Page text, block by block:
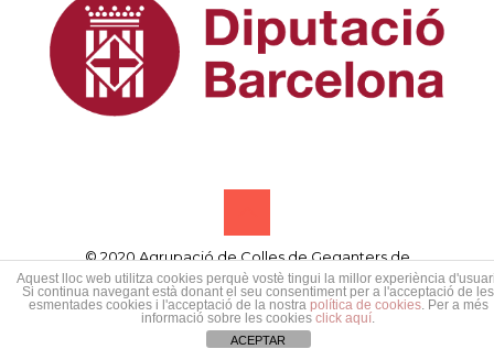
© 2020 Agrupació de Colles de Geganters de
Catalunya • Designed bySamsó publicitat creativa
Aquest lloc web utilitza cookies perquè vostè tingui la millor experiència
Si continua navegant està donant el seu consentiment per a l'acceptació de les
esmentades cookies i l'acceptació de la nostra política de cookies. Per a més
informació sobre les cookies click aquí.
ACEPTAR